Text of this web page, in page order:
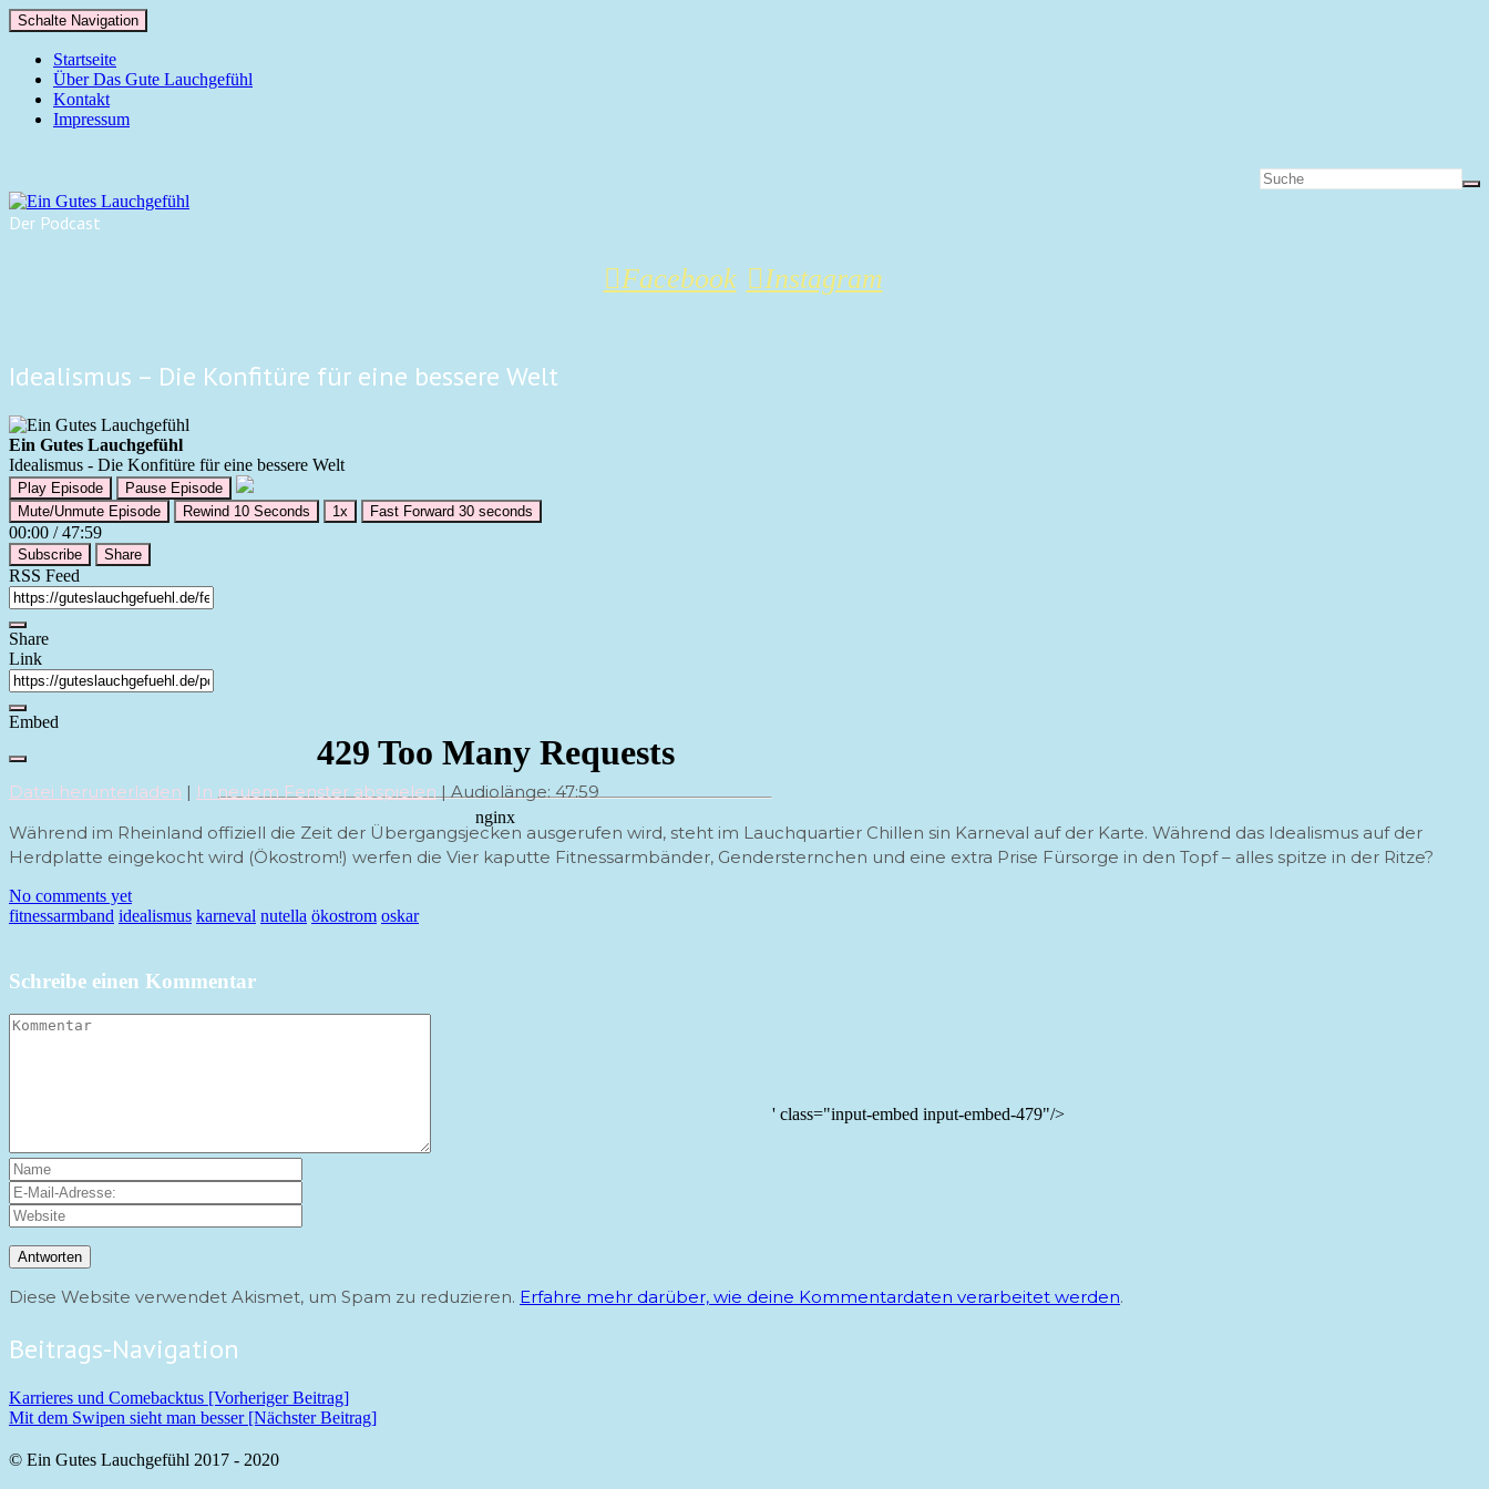
Schalte Navigation
Startseite
Über Das Gute Lauchgefühl
Kontakt
Impressum
Der Podcast
Facebook Instagram
Idealismus – Die Konfitüre für eine bessere Welt
Ein Gutes Lauchgefühl
Idealismus - Die Konfitüre für eine bessere Welt
Play Episode
Pause Episode
Mute/Unmute Episode
Rewind 10 Seconds 1x Fast Forward 30 seconds
00:00 / 47:59
Subscribe Share
RSS Feed
Share
Link
Embed
' class="input-embed input-embed-479"/>
Datei herunterladen | In neuem Fenster abspielen|Audiolänge: 47:59
Während im Rheinland offiziell die Zeit der Übergangsjecken ausgerufen wird, steht im Lauchquartier Chillen sin Karneval auf der Karte. Während das Idealismus auf der
Herdplatte eingekocht wird (Ökostrom!) werfen die Vier kaputte Fitnessarmbänder, Gendersternchen und eine extra Prise Fürsorge in den Topf – alles spitze in der Ritze?
No comments yet
fitnessarmband idealismus karneval nutella ökostrom oskar
Schreibe einen Kommentar
Diese Website verwendet Akismet, um Spam zu reduzieren. Erfahre mehr darüber, wie deine Kommentardaten verarbeitet werden.
Beitrags-Navigation
Karrieres und Comebacktus [Vorheriger Beitrag]
Mit dem Swipen sieht man besser [Nächster Beitrag]
© Ein Gutes Lauchgefühl 2017 - 2020